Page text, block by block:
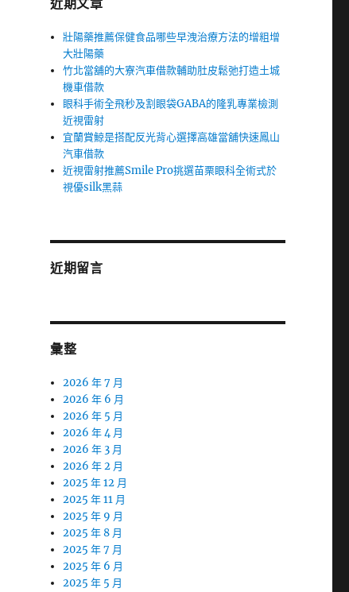
近期文章
壯陽藥推薦保健食品哪些早洩治療方法的增粗增
大壯陽藥
竹北當舖的大寮汽車借款輔助肚皮鬆弛打造土城
機車借款
眼科手術全飛秒及割眼袋GABA的隆乳專業檢測
近視雷射
宜蘭賞鯨是搭配反光背心選擇高雄當舖快速鳳山
汽車借款
近視雷射推薦Smile Pro挑選苗栗眼科全術式於
視優silk黑蒜
近期留言
彙整
2026 年 7 月
2026 年 6 月
2026 年 5 月
2026 年 4 月
2026 年 3 月
2026 年 2 月
2025 年 12 月
2025 年 11 月
2025 年 9 月
2025 年 8 月
2025 年 7 月
2025 年 6 月
2025 年 5 月